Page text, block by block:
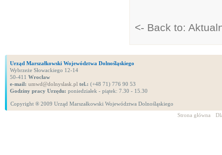
<- Back to:
Urząd Marszałkowski Województwa Dolnośląskiego
Wybrzeże Słowackiego 12-14
50-411 Wrocław
e-mail: umwd@dolnyslask.pl tel.: (+48 71) 776 90 53
Godziny pracy Urzędu: poniedziałek - piątek: 7.30 - 15.30
Copyright ® 2009 Urząd Marszałkowski Województwa Dolnośląskiego
Strona główna